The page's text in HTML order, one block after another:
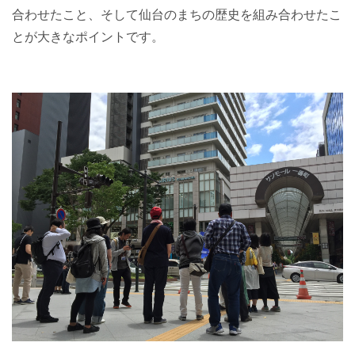
合わせたこと、そして仙台のまちの歴史を組み合わせたこ
とが大きなポイントです。